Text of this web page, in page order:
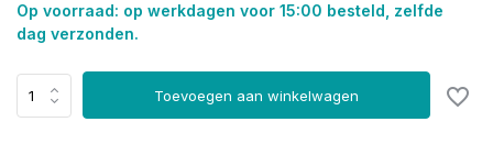
Op voorraad: op werkdagen voor 15:00 besteld, zelfde
dag verzonden.
Toevoegen aan winkelwagen